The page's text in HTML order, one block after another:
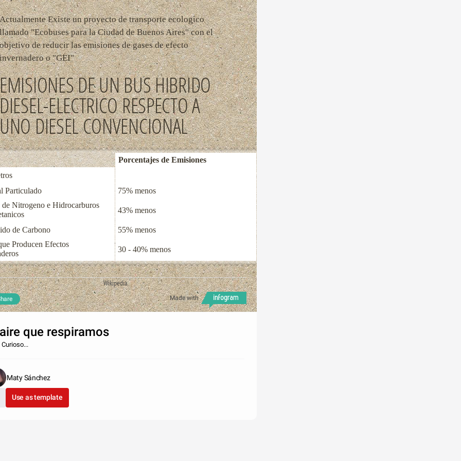
Actualmente Existe un proyecto de transporte ecologico
llamado "Ecobuses para la Ciudad de Buenos Aires" con el
objetivo de reducir las emisiones de gases de efecto
invernadero o "GEI"
EMISIONES DE UN BUS HIBRIDO
DIESEL-ELECTRICO RESPECTO A
UNO DIESEL CONVENCIONAL
Porcentajes de Emisiones
Particulado
75% menos
Nitrogeno e Hidrocarburos
43% menos
de Carbono
55% menos
Producen Efectos
30 - 40% menos
Wikipedia
Made with
que respiramos
Maty Sánchez
Use as template